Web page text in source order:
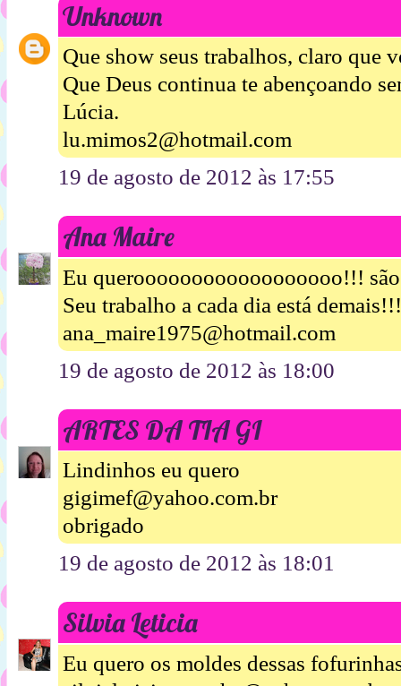
Unknown
Que show seus trabalhos, claro que
Que Deus continua te abençoando
Lúcia.
lu.mimos2@hotmail.com
19 de agosto de 2012 às 17:55
Ana Maire
Eu queroooooooooooooooooo!!!
Seu trabalho a cada dia está
ana_maire1975@hotmail.com
19 de agosto de 2012 às 18:00
ARTES DA TIA GI
Lindinhos eu quero
gigimef@yahoo.com.br
obrigado
19 de agosto de 2012 às 18:01
Silvia Leticia
Eu quero os moldes dessas